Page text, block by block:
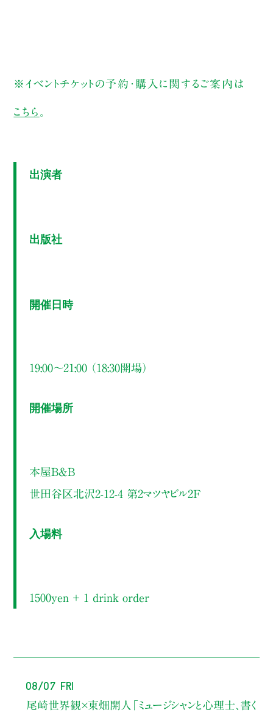
※イベントチケットの予約・購入に関するご案内は
こちら
出演者
出版社
開催日時
19:00～21:00 （18:30開場）
開催場所
本屋B&B
世田谷区北沢2-12-4 第2マツヤビル2F
入場料
1500yen ＋ 1 drink order
08/07 Fri
尾崎世界観×東畑開人 「ミュージシャンと心理士、書く